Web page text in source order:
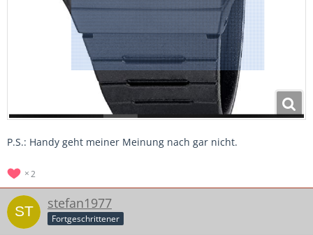
P.S.: Handy geht meiner Meinung nach gar nicht.
2
stefan1977
Fortgeschrittener